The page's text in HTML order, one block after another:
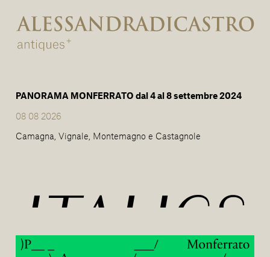
PANORAMA MONFERRATO dal 4 al 8 settembre 2024
08 08 2026
Camagna, Vignale, Montemagno e Castagnole